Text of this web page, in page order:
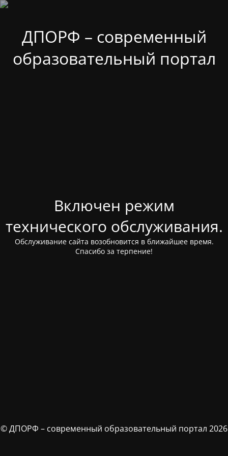
ДПОРФ – современный
образовательный портал
Включен режим
технического обслуживания.
Обслуживание сайта возобновится в ближайшее время.
Спасибо за терпение!
© ДПОРФ – современный образовательный портал 2026